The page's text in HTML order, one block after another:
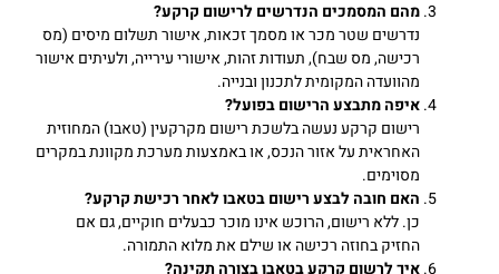
מהם המסמכים הנדרשים לרישום קרקע?
נדרשים שטר מכר או מסמך זכאות, אישור תשלום מיסים (מס
רכישה, מס שבח), תעודות זהות, אישורי עירייה, ולעיתים אישור
מהוועדה המקומית לתכנון ובנייה.
איפה מתבצע הרישום בפועל?
רישום קרקע נעשה בלשכת רישום מקרקעין (טאבו) המחוזית
האחראית על אזור הנכס, או באמצעות מערכת מקוונת במקרים
מסוימים.
האם חובה לבצע רישום בטאבו לאחר רכישת קרקע?
כן. ללא רישום, הרוכש אינו מוכר כבעלים חוקיים, גם אם
החזיק בחוזה רכישה או שילם את מלוא התמורה.